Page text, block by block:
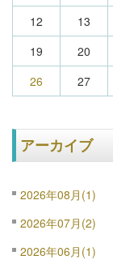
12
13
19
20
26
27
アーカイブ
2026年08月(1)
2026年07月(2)
2026年06月(1)